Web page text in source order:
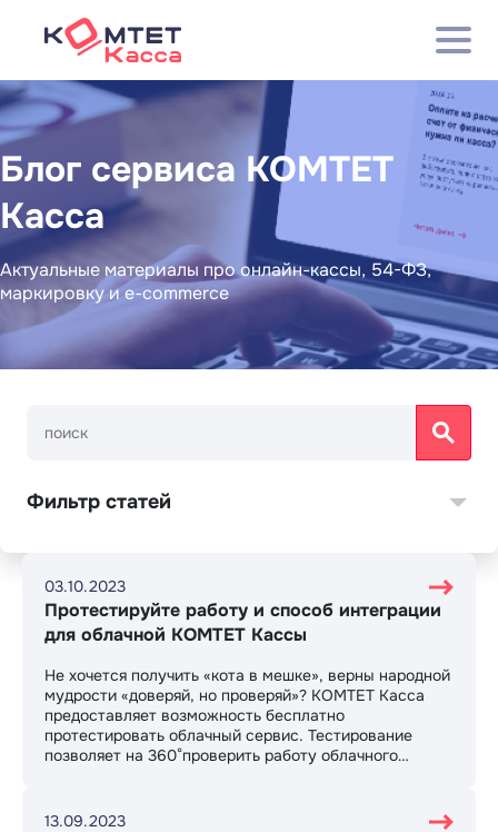
Блог сервиса КОМТЕТ
Касса
Актуальные материалы про онлайн-кассы, 54-ФЗ,
маркировку и e-commerce
03.10.2023
Протестируйте работу и способ интеграции
для облачной КОМТЕТ Кассы
Не хочется получить «кота в мешке», верны народной
мудрости «доверяй, но проверяй»? КОМТЕТ Касса
предоставляет возможность бесплатно
протестировать облачный сервис. Тестирование
позволяет на 360°проверить работу облачного
чеков и получение колбэков.
13.09.2023
Фильтр статей